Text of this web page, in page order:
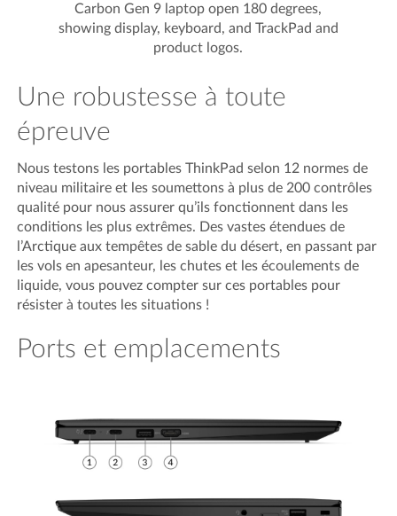
Une robustesse à toute
épreuve
Nous testons les portables ThinkPad selon 12 normes de
niveau militaire et les soumettons à plus de 200 contrôles
qualité pour nous assurer qu’ils fonctionnent dans les
conditions les plus extrêmes. Des vastes étendues de
l’Arctique aux tempêtes de sable du désert, en passant par
les vols en apesanteur, les chutes et les écoulements de
liquide, vous pouvez compter sur ces portables pour
résister à toutes les situations !
Ports et emplacements